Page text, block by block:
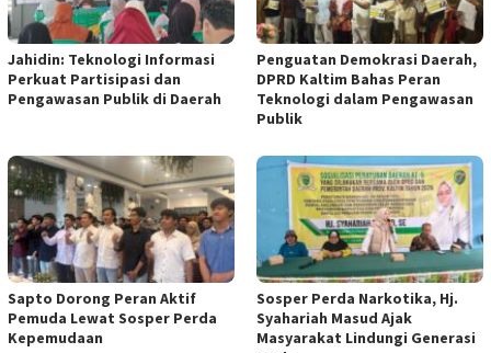
Jahidin: Teknologi Informasi
Perkuat Partisipasi dan
Pengawasan Publik di Daerah
Penguatan Demokrasi Daerah,
DPRD Kaltim Bahas Peran
Teknologi dalam Pengawasan
Publik
Sapto Dorong Peran Aktif
Pemuda Lewat Sosper Perda
Kepemudaan
Sosper Perda Narkotika, Hj.
Syahariah Masud Ajak
Masyarakat Lindungi Generasi